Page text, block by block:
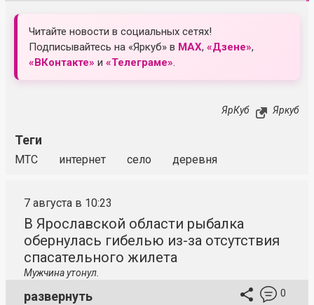
Читайте новости в социальных сетях!
Подписывайтесь на «Яркуб» в MAX, «Дзене»,
«ВКонтакте» и «Телеграме».
ЯрКуб Яркуб
Теги
МТС интернет село деревня
7 августа в 10:23
В Ярославской области рыбалка
обернулась гибелью из-за отсутствия
спасательного жилета
Мужчина утонул.
развернуть 0